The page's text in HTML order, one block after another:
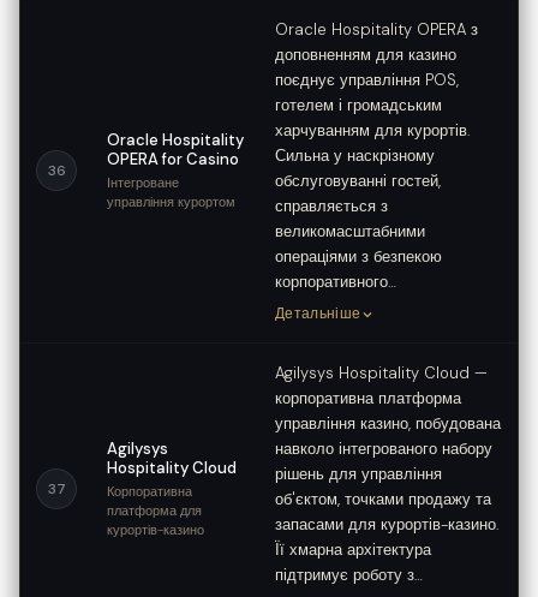
36
Oracle Hospitality
OPERA for Casino
Інтегроване
управління курортом
Oracle Hospitality OPERA з
доповненням для казино
поєднує управління POS,
готелем і громадським
харчуванням для курортів.
Сильна у наскрізному
обслуговуванні гостей,
справляється з
великомасштабними
операціями з безпекою
корпоративного…
Детальніше
37
Agilysys
Hospitality Cloud
Корпоративна
платформа для
курортів-казино
Agilysys Hospitality Cloud —
корпоративна платформа
управління казино, побудована
навколо інтегрованого набору
рішень для управління
об'єктом, точками продажу та
запасами для курортів-казино.
Її хмарна архітектура
підтримує роботу з…